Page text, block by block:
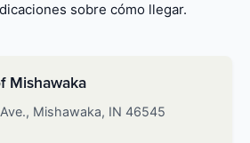
sobre cómo llegar.
Mishawaka
Mishawaka, IN 46545